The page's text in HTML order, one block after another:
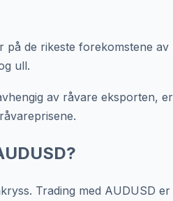
på de rikeste forekomstene
ull.
av råvare eksporten,
Trading med AUDUSD